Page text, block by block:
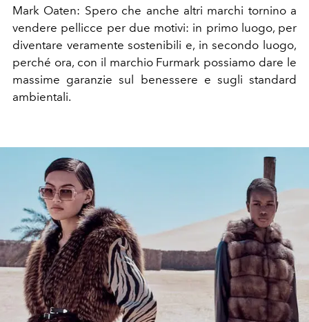
Mark Oaten: Spero che anche altri marchi tornino a
vendere pellicce per due motivi: in primo luogo, per
diventare veramente sostenibili e, in secondo luogo,
perché ora, con il marchio Furmark possiamo dare le
massime garanzie sul benessere e sugli standard
ambientali.